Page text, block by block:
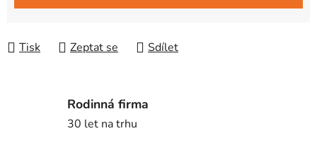
Tisk Zeptat se Sdílet
Rodinná firma
30 let na trhu